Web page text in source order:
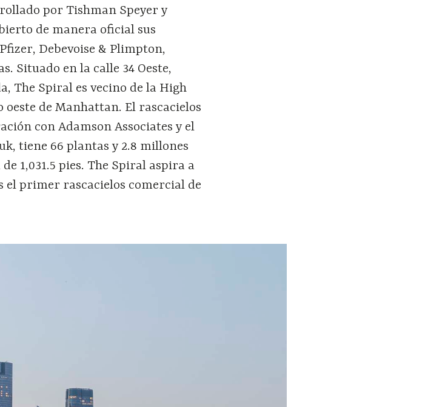
por Tishman Speyer y
de manera oficial sus
Debevoise & Plimpton,
Situado en la calle 34 Oeste,
The Spiral es vecino de la High
oeste de Manhattan. El rascacielos
con Adamson Associates y el
tiene 66 plantas y 2.8 millones
1,031.5 pies. The Spiral aspira a
el primer rascacielos comercial de